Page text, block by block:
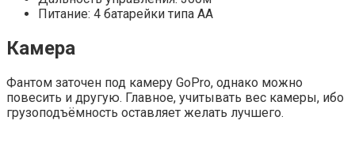
Питание: 4 батарейки типа АА
Камера
Фантом заточен под камеру GoPro, однако можно
повесить и другую. Главное, учитывать вес камеры, ибо
грузоподъёмность оставляет желать лучшего.